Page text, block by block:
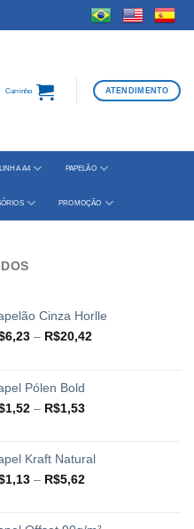
Carrinho ATENDIMENTO
LINHA A4 PAPELÃO
PROMOÇÃO
Cinza Horlle
6,23 – R$20,42
Pólen Bold
1,52 – R$1,53Faixa
R$1,52
R$1,53
Kraft Natural
1,13 – R$5,62